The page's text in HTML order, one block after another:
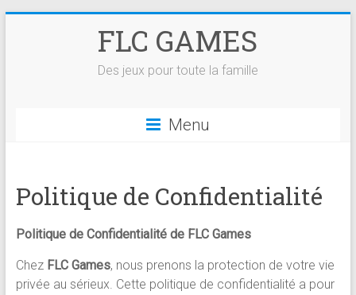
FLC GAMES
Des jeux pour toute la famille
Menu
Politique de Confidentialité
Politique de Confidentialité de FLC Games
Chez FLC Games, nous prenons la protection de votre vie
privée au sérieux. Cette politique de confidentialité a pour